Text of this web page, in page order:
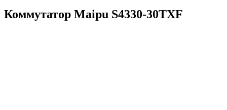
Коммутатор Maipu S4330-30TXF